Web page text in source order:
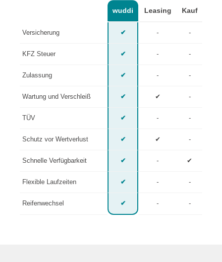
wuddi Leasing Kauf
Versicherung ✔ - -
KFZ Steuer ✔ - -
Zulassung ✔ - -
Wartung und Verschleiß ✔ ✔ -
TÜV ✔ - -
Schutz vor Wertverlust ✔ ✔ -
Schnelle Verfügbarkeit ✔ - ✔
Flexible Laufzeiten ✔ - -
Reifenwechsel ✔ - -